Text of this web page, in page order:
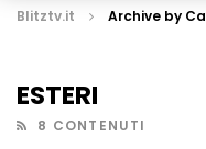
Blitztv.it Archive by
ESTERI
8 CONTENUTI